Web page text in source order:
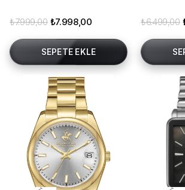
₺7.998,00
₺7.999,00
SEPETE EKLE
₺6.499,00